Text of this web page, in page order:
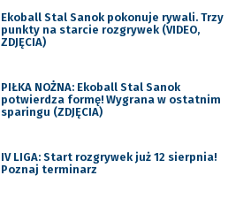
Ekoball Stal Sanok pokonuje rywali. Trzy
punkty na starcie rozgrywek (VIDEO,
ZDJĘCIA)
PIŁKA NOŻNA: Ekoball Stal Sanok
potwierdza formę! Wygrana w ostatnim
sparingu (ZDJĘCIA)
IV LIGA: Start rozgrywek już 12 sierpnia!
Poznaj terminarz